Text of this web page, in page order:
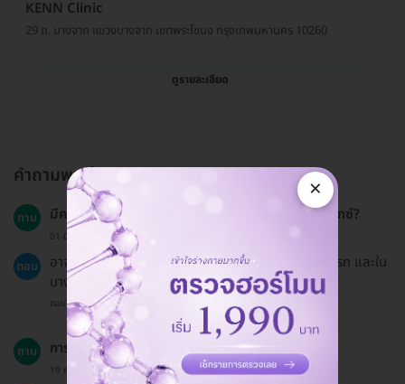
KENN Clinic
29 ถ. บางจาก แขวงบางจาก เขตพระโขนง กรุงเทพมหานคร 10260
ดูรายละเอียด
คำถามพบบ่อย
ถาม มีความเสี่ยงหรือผลข้างเคียงอะไรบ้างจากการทำโบท็อกซ์?
01 มี.ค. 2023
ตอบ
อาจมีอาการบวมแดงหรือช้ำหลังการฉีดในช่วง 1-2 วันแรก และใน
บางรายอาจเกิดอาการปวดหรือรู้สึกไม่สบายได้
ตอบโดยทีมงาน HD
ถาม การทำโบท็อกซ์เหมาะสำหรับกลุ่มอายุใด?
19 ธ.ค. 2024
×